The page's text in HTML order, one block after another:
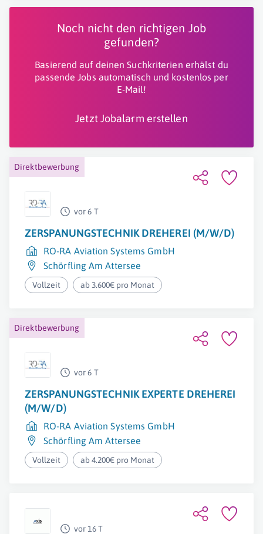
Noch nicht den richtigen Job
gefunden?
Basierend auf deinen Suchkriterien erhälst du
passende Jobs automatisch und kostenlos per
E-Mail!
Jetzt Jobalarm erstellen
Direktbewerbung
vor 6 T
ZERSPANUNGSTECHNIK DREHEREI (M/W/D)
RO-RA Aviation Systems GmbH
Schörfling Am Attersee
Vollzeit ab 3.600€ pro Monat
Direktbewerbung
vor 6 T
ZERSPANUNGSTECHNIK EXPERTE DREHEREI
(M/W/D)
RO-RA Aviation Systems GmbH
Schörfling Am Attersee
Vollzeit ab 4.200€ pro Monat
vor 16 T